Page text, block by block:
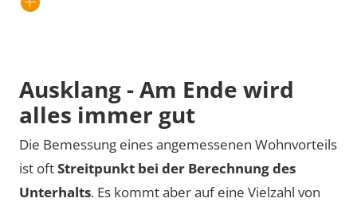
Ausklang - Am Ende wird
alles immer gut
Die Bemessung eines angemessenen Wohnvorteils
ist oftStreitpunkt bei der Berechnung des
Unterhalts. Es kommt aber auf eine Vielzahl von